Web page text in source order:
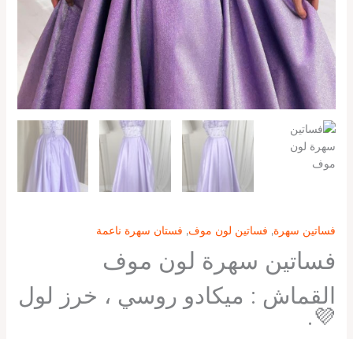
فساتين سهرة, فساتين لون موف, فستان سهرة ناعمة
فساتين سهرة لون موف
القماش : ميكادو روسي ، خرز لول
💜.